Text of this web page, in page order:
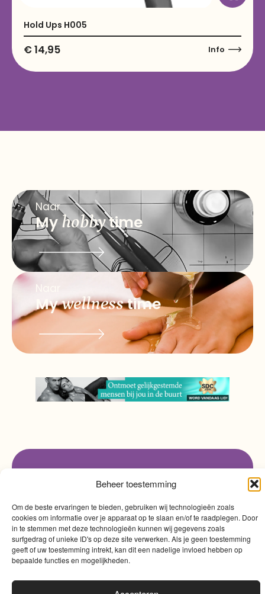
Beheer toestemming
Om de beste ervaringen te bieden, gebruiken wij technologieën zoals
cookies om informatie over je apparaat op te slaan en/of te raadplegen. Door
in te stemmen met deze technologieën kunnen wij gegevens zoals
surfgedrag of unieke ID's op deze site verwerken. Als je geen toestemming
geeft of uw toestemming intrekt, kan dit een nadelige invloed hebben op
bepaalde functies en mogelijkheden.
Hold Ups H005
€14,95 Info
Naar
Myhobbytime
Naar
Mywellnesstime
quality
time Contact